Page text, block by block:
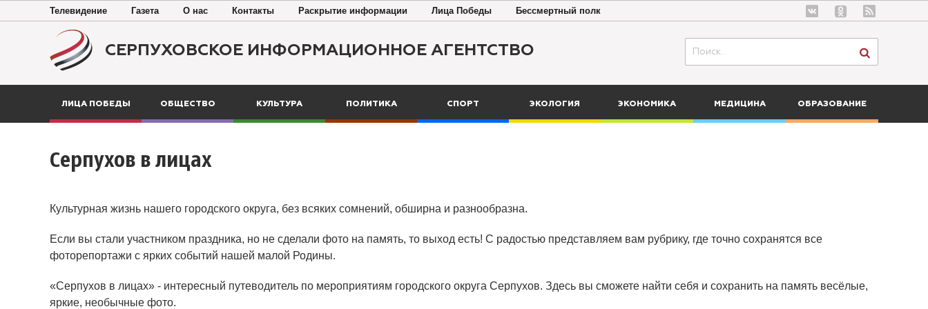
Телевидение Газета О нас Контакты Раскрытие информации Лица Победы Бессмертный полк
СЕРПУХОВСКОЕ ИНФОРМАЦИОННОЕ АГЕНТСТВО
ЛИЦА ПОБЕДЫ ОБЩЕСТВО КУЛЬТУРА ПОЛИТИКА СПОРТ ЭКОЛОГИЯ ЭКОНОМИКА МЕДИЦИНА ОБРАЗОВАНИЕ
Серпухов в лицах
Культурная жизнь нашего городского округа, без всяких сомнений, обширна и разнообразна.
Если вы стали участником праздника, но не сделали фото на память, то выход есть! С радостью представляем вам рубрику, где точно сохранятся все
фоторепортажи с ярких событий нашей малой Родины.
«Серпухов в лицах» - интересный путеводитель по мероприятиям городского округа Серпухов. Здесь вы сможете найти себя и сохранить на память весёлые,
яркие, необычные фото.